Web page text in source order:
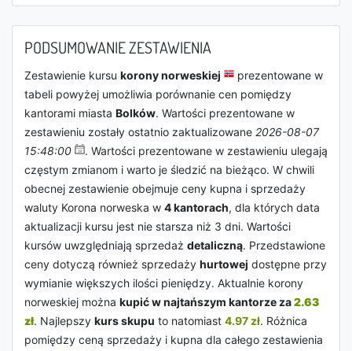
PODSUMOWANIE ZESTAWIENIA
Zestawienie kursu korony norweskiej
prezentowane w
tabeli powyżej umożliwia porównanie cen pomiędzy
kantorami miasta Bolków. Wartości prezentowane w
zestawieniu zostały ostatnio zaktualizowane 2026-08-07
15:48:00
. Wartości prezentowane w zestawieniu ulegają
częstym zmianom i warto je śledzić na bieżąco. W chwili
obecnej zestawienie obejmuje ceny kupna i sprzedaży
waluty Korona norweska w 4 kantorach, dla których data
aktualizacji kursu jest nie starsza niż 3 dni. Wartości
kursów uwzględniają sprzedaż detaliczną. Przedstawione
ceny dotyczą również sprzedaży hurtowej dostępne przy
wymianie większych ilości pieniędzy. Aktualnie korony
norweskiej można kupić w najtańszym kantorze za2.63
zł. Najlepszy kurs skupu to natomiast 4.97 zł. Różnica
pomiędzy ceną sprzedaży i kupna dla całego zestawienia